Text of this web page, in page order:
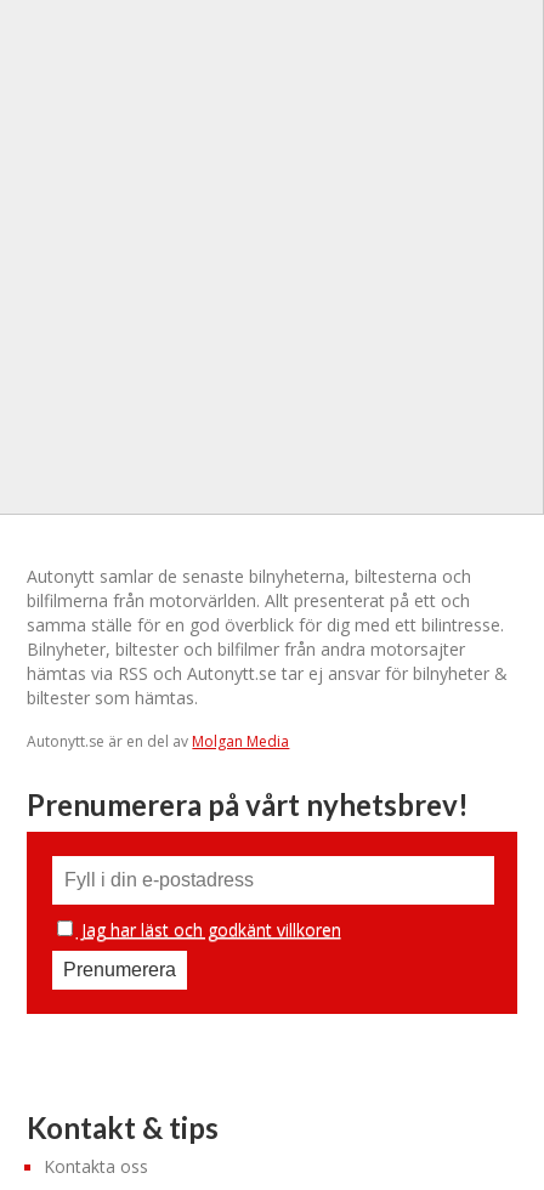
Autonytt samlar de senaste bilnyheterna, biltesterna och
bilfilmerna från motorvärlden. Allt presenterat på ett och
samma ställe för en god överblick för dig med ett bilintresse.
Bilnyheter, biltester och bilfilmer från andra motorsajter
hämtas via RSS och Autonytt.se tar ej ansvar för bilnyheter &
biltester som hämtas.
Autonytt.se är en del avMolgan Media
Prenumerera på vårt nyhetsbrev!
Jag har läst och godkänt villkoren
Kontakt & tips
Kontakta oss